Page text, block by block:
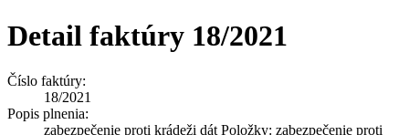
Detail faktúry 18/2021
Číslo faktúry:
18/2021
Popis plnenia:
zabezpečenie proti krádeži dát Položky: zabezpečenie proti